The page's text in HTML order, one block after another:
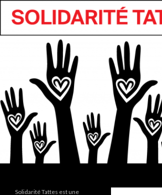
Solidarité Tattes est une